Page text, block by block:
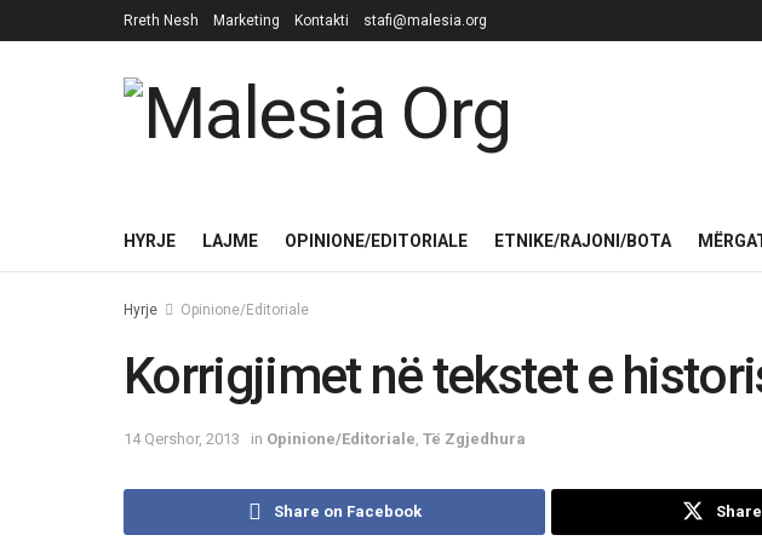
Rreth Nesh Marketing Kontakti stafi@malesia.org
HYRJE LAJME OPINIONE/EDITORIALE ETNIKE/RAJONI/BOTA
Hyrje Opinione/Editoriale
Korrigjimet në tekstet e
14 Qershor, 2013 in Opinione/Editoriale Të Zgjedhura
Share on Facebook